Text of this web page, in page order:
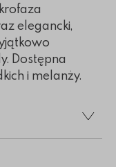
elegancki,
Dostępna
i melanży.